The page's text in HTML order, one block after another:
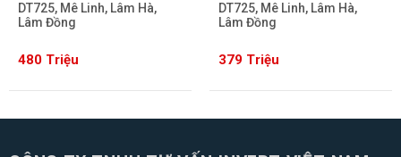
DT725, Mê Linh, Lâm Hà,
Lâm Đồng
480 Triệu
DT725, Mê Linh, Lâm Hà,
Lâm Đồng
379 Triệu